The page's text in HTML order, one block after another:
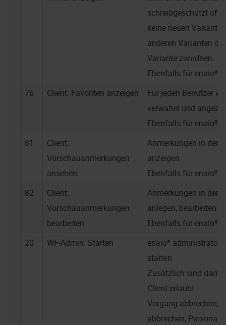
schreibgeschützt
keine neuen
anderen Varianten
Variante zuordnen.
Ebenfalls für enaio®
76
Client: Favoriten anzeigen
Für jeden Benutzer
verwaltet und
Ebenfalls für enaio®
81
Client:
Vorschauanmerkungen
ansehen
Anmerkungen in der
anzeigen
Ebenfalls für enaio®
82
Client:
Vorschauanmerkungen
bearbeiten
Anmerkungen in der
anlegen, bearbeiten
Ebenfalls für enaio®
20
WF-Admin: Starten
enaio®
starten
Zusätzlich sind
Client erlaubt:
Vorgang abbrechen,
abbrechen,